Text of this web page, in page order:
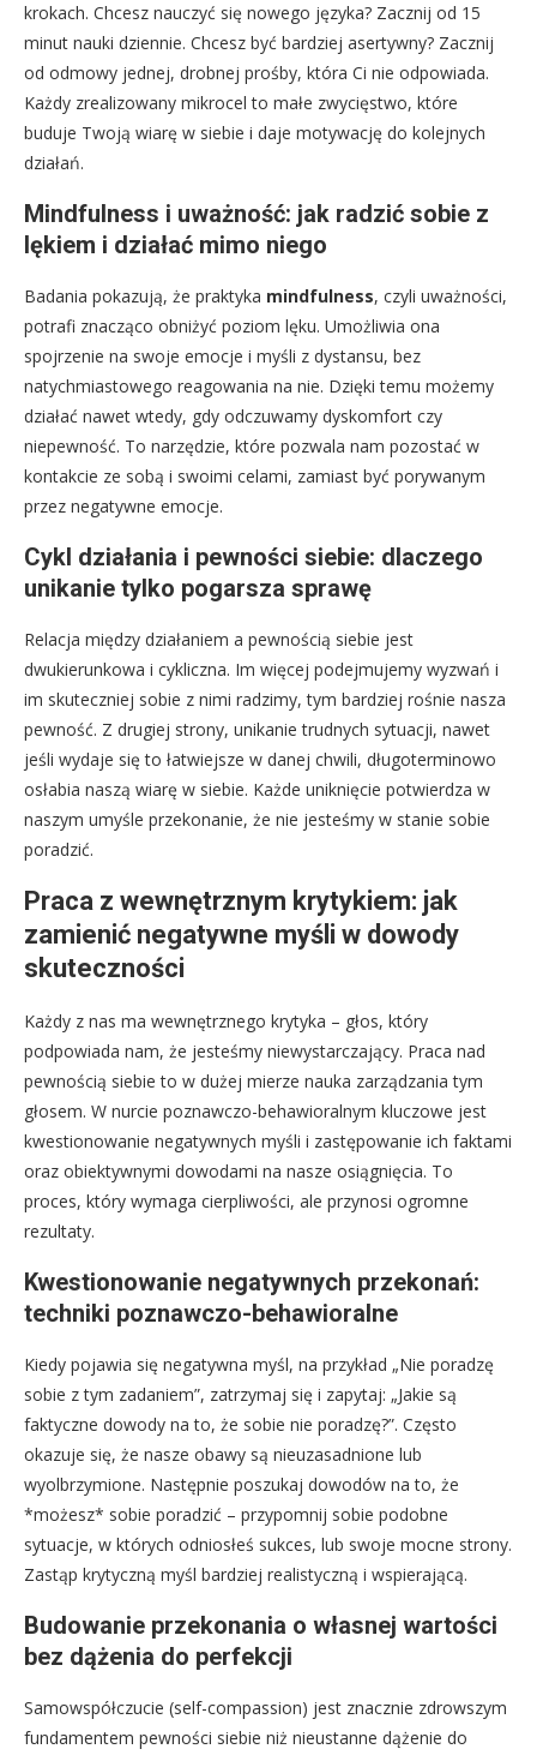
krokach. Chcesz nauczyć się nowego języka? Zacznij od 15
minut nauki dziennie. Chcesz być bardziej asertywny? Zacznij
od odmowy jednej, drobnej prośby, która Ci nie odpowiada.
Każdy zrealizowany mikrocel to małe zwycięstwo, które
buduje Twoją wiarę w siebie i daje motywację do kolejnych
działań.
Mindfulness i uważność: jak radzić sobie z
lękiem i działać mimo niego
Badania pokazują, że praktyka mindfulness, czyli uważności,
potrafi znacząco obniżyć poziom lęku. Umożliwia ona
spojrzenie na swoje emocje i myśli z dystansu, bez
natychmiastowego reagowania na nie. Dzięki temu możemy
działać nawet wtedy, gdy odczuwamy dyskomfort czy
niepewność. To narzędzie, które pozwala nam pozostać w
kontakcie ze sobą i swoimi celami, zamiast być porywanym
przez negatywne emocje.
Cykl działania i pewności siebie: dlaczego
unikanie tylko pogarsza sprawę
Relacja między działaniem a pewnością siebie jest
dwukierunkowa i cykliczna. Im więcej podejmujemy wyzwań i
im skuteczniej sobie z nimi radzimy, tym bardziej rośnie nasza
pewność. Z drugiej strony, unikanie trudnych sytuacji, nawet
jeśli wydaje się to łatwiejsze w danej chwili, długoterminowo
osłabia naszą wiarę w siebie. Każde uniknięcie potwierdza w
naszym umyśle przekonanie, że nie jesteśmy w stanie sobie
poradzić.
Praca z wewnętrznym krytykiem: jak
zamienić negatywne myśli w dowody
skuteczności
Każdy z nas ma wewnętrznego krytyka – głos, który
podpowiada nam, że jesteśmy niewystarczający. Praca nad
pewnością siebie to w dużej mierze nauka zarządzania tym
głosem. W nurcie poznawczo-behawioralnym kluczowe jest
kwestionowanie negatywnych myśli i zastępowanie ich faktami
oraz obiektywnymi dowodami na nasze osiągnięcia. To
proces, który wymaga cierpliwości, ale przynosi ogromne
rezultaty.
Kwestionowanie negatywnych przekonań:
techniki poznawczo-behawioralne
Kiedy pojawia się negatywna myśl, na przykład „Nie poradzę
sobie z tym zadaniem”, zatrzymaj się i zapytaj: „Jakie są
faktyczne dowody na to, że sobie nie poradzę?”. Często
okazuje się, że nasze obawy są nieuzasadnione lub
wyolbrzymione. Następnie poszukaj dowodów na to, że
*możesz* sobie poradzić – przypomnij sobie podobne
sytuacje, w których odniosłeś sukces, lub swoje mocne strony.
Zastąp krytyczną myśl bardziej realistyczną i wspierającą.
Budowanie przekonania o własnej wartości
bez dążenia do perfekcji
Samowspółczucie (self-compassion) jest znacznie zdrowszym
fundamentem pewności siebie niż nieustanne dążenie do